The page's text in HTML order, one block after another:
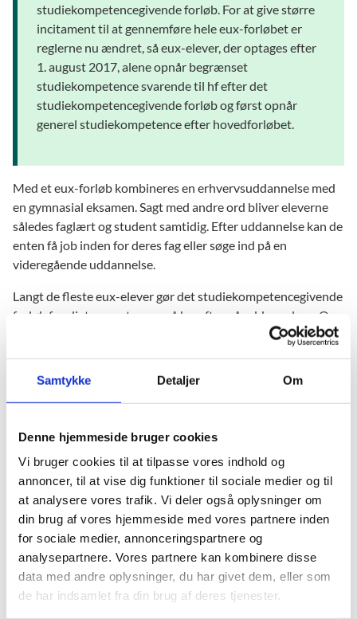
Samtykke Detaljer Om
Denne hjemmeside bruger cookies
Vi bruger cookies til at tilpasse vores indhold og
annoncer, til at vise dig funktioner til sociale medier og til
at analysere vores trafik. Vi deler også oplysninger om
din brug af vores hjemmeside med vores partnere inden
for sociale medier, annonceringspartnere og
analysepartnere. Vores partnere kan kombinere disse
data med andre oplysninger, du har givet dem, eller som
de har indsamlet fra din brug af deres tjenester.
studiekompetencegivende forløb. For at give større
incitament til at gennemføre hele eux-forløbet er
reglerne nu ændret, så eux-elever, der optages efter
1. august 2017, alene opnår begrænset
studiekompetence svarende til hf efter det
studiekompetencegivende forløb og først opnår
generel studiekompetence efter hovedforløbet.
Med et eux-forløb kombineres en erhvervsuddannelse med
en gymnasial eksamen. Sagt med andre ord bliver eleverne
således faglært og student samtidig. Efter uddannelse kan de
enten få job inden for deres fag eller søge ind på en
videregående uddannelse.
Langt de fleste eux-elever gør det studiekompetencegivende
forløb færdigt, men stopper så herefter på uddannelsen. Og
det tyder ikke på, at eleverne vender tilbage til uddannelsen
merkantile eux-elev, der har gennemført det
studiekompetencegivende forløb, efterfølgende ind på en
”At kun hver fjerde merkantile eux-elev påbegynder
hovedforløbet er uacceptabelt. Det er tvingende nødvendigt,
at vi finder ud af, hvordan vi kan styrke den merkantile eux,
så flere eux-elever færdiggør deres uddannelse. Samtidig vil
vi gå i dialog med arbejdsgiverorganisationerne om, hvordan
de kan bidrage til at sikre en stærk og velfungerende
merkantil eux,” siger undervisningsminister Merete Riisager
Ud over fortsat at følge de merkantile eux-elever tæt